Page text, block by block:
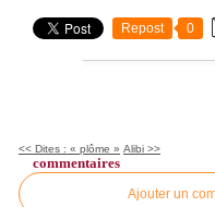
Repost 0
<< Dites : « plôme » Alibi >>
commentaires
Ajouter un